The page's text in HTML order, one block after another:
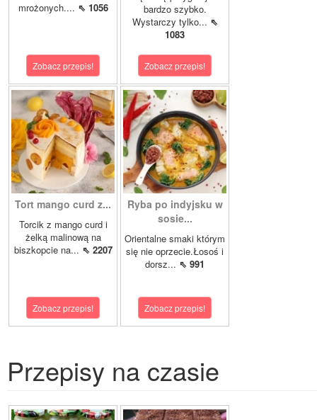
mrożonych.... ⇖ 1056
Zobacz przepis!
bardzo szybko.
Wystarczy tylko... ⇖
1083
Zobacz przepis!
Tort mango curd z...
Torcik z mango curd i
żelką malinową na
biszkopcie na... ⇖ 2207
Zobacz przepis!
Ryba po indyjsku w
sosie...
Orientalne smaki którym
się nie oprzecie.Łosoś i
dorsz... ⇖ 991
Zobacz przepis!
Przepisy na czasie